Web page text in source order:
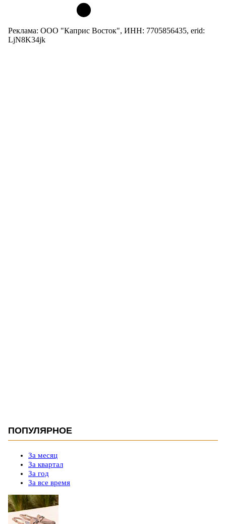
Реклама: ООО "Каприс Восток", ИНН: 7705856435, erid:
LjN8K34jk
ПОПУЛЯРНОЕ
За месяц
За квартал
За год
За все время